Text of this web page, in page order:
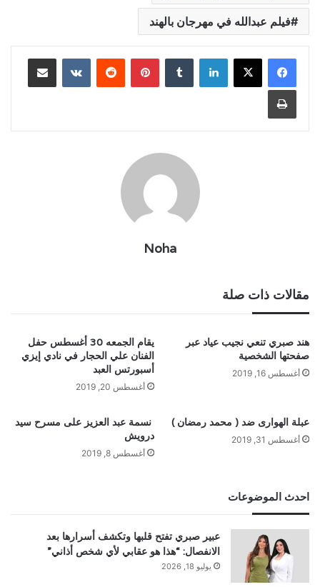
فيلم عبدالله في مهرجان بالهند
لينكدإن بينتيريست مشاركة عبر البريد
طباعة
Noha
مقالات ذات صلة
هند صبري تنعي نجيب عياد عبر
صفحتها الشخصية
أغسطس 16, 2019
يقام الجمعه 30 أغسطس حفل
الفنان علي الحجار في نادي إيزي
أسبورتس العبد
أغسطس 20, 2019
عبلة الهوارى ضد ( محمد رمضان )
أغسطس 31, 2019
نسمة عبد العزيز على مسرح سيد
درويش
أغسطس 8, 2019
احدث الموضوعات
عبير صبري تفتح قلبها وتكشف أسرارها بعد
الانفصال: “هذا هو عقابي لأي شخص أذاني”
يوليو 18, 2026